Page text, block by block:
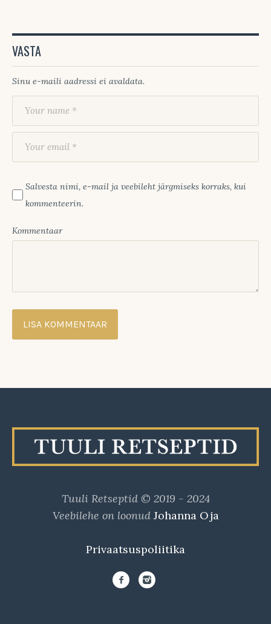
VASTA
Sinu e-maili aadressi ei avaldata.
Salvesta nimi, e-mail ja veebileht järgmiseks korraks, kui
kommenteerin.
Kommentaar
Tuuli Retseptid © 2019 - 2024
Veebilehe on loonud Johanna Oja
Privaatsuspoliitika